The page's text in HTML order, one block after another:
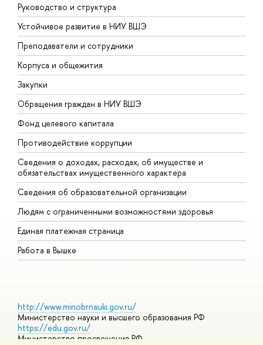
Руководство и структура
Устойчивое развитие в НИУ ВШЭ
Преподаватели и сотрудники
Корпуса и общежития
Закупки
Обращения граждан в НИУ ВШЭ
Фонд целевого капитала
Противодействие коррупции
Сведения о доходах, расходах, об имуществе и
обязательствах имущественного характера
Сведения об образовательной организации
Людям с ограниченными возможностями здоровья
Единая платежная страница
Работа в Вышке
http://www.minobrnauki.gov.ru/
Министерство науки и высшего образования РФ
https://edu.gov.ru/
Министерство просвещения РФ